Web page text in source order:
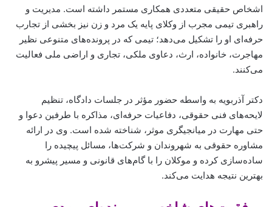
اشخاص حقیقی متعددی همکاری مستمر داشته است. مدیریت و
راهبری تیمی مجرب از وکلای پایه یک مرد و زن نیز بخشی از تجارب
حرفه‌ای او را تشکیل می‌دهد؛ تیمی که در پرونده‌های متنوعی نظیر
مهاجرت، خانواده، ارث، دعاوی ملکی، تجاری و اراضی ملی فعالیت
می‌کنند.
دکتر آذربویه به واسطه حضور مؤثر در جلسات دادگاه، تنظیم
لایحه‌های فنی حقوقی، دفاعیات حرفه‌ای، مذاکره با طرفین دعوا و
حتی مهارت در میانجیگری موثر، شناخته شده است. وی در ارائه
مشاوره حقوقی به شهروندان و شرکت‌ها، مسائل پیچیده را
ساده‌سازی کرده و موکلان را با گام‌های قانونی و مسیر پیشرو به
بهترین نتیجه هدایت می‌کند.